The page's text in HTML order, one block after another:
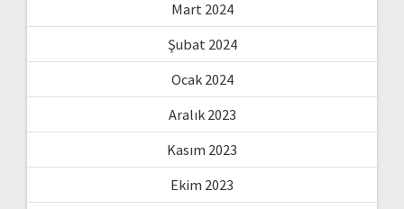
Mart 2024
Şubat 2024
Ocak 2024
Aralık 2023
Kasım 2023
Ekim 2023